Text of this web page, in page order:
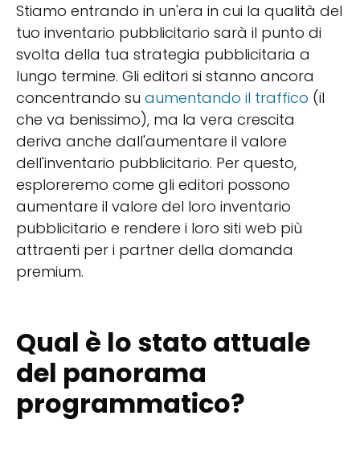
Stiamo entrando in un'era in cui la qualità del
tuo inventario pubblicitario sarà il punto di
svolta della tua strategia pubblicitaria a
lungo termine. Gli editori si stanno ancora
concentrando su aumentando il traffico (il
che va benissimo), ma la vera crescita
deriva anche dall'aumentare il valore
dell'inventario pubblicitario. Per questo,
esploreremo come gli editori possono
aumentare il valore del loro inventario
pubblicitario e rendere i loro siti web più
attraenti per i partner della domanda
premium.
Qual è lo stato attuale
del panorama
programmatico?